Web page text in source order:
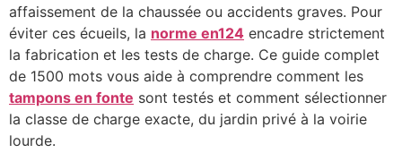
affaissement de la chaussée ou accidents graves. Pour
éviter ces écueils, la norme en124 encadre strictement
la fabrication et les tests de charge. Ce guide complet
de 1500 mots vous aide à comprendre comment les
tampons en fonte sont testés et comment sélectionner
la classe de charge exacte, du jardin privé à la voirie
lourde.